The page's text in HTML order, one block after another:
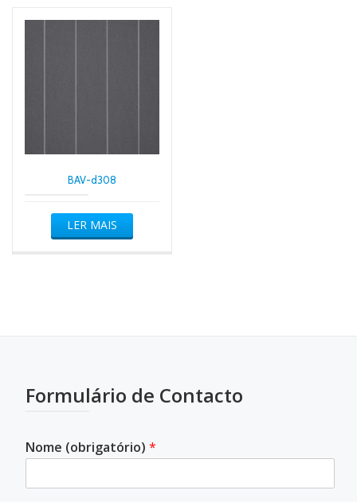
BAV-d308
LER MAIS
Formulário de Contacto
Nome (obrigatório) *